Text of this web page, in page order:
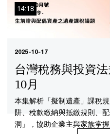
2025-10-17
台灣稅務與投資
10月
本集解析「擬制遺產」課稅
阱、稅款繳納與抵繳規則、
洞」，協助企業主與家族掌
14:18